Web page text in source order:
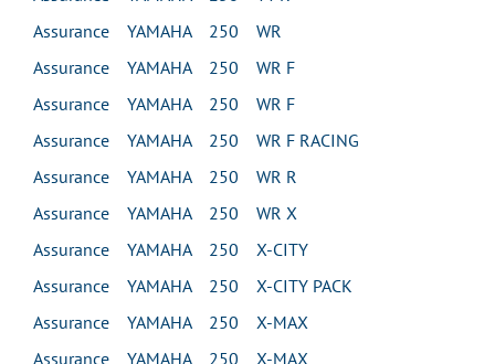
Assurance YAMAHA 250 WR
Assurance YAMAHA 250 WR F
Assurance YAMAHA 250 WR F
Assurance YAMAHA 250 WR F RACING
Assurance YAMAHA 250 WR R
Assurance YAMAHA 250 WR X
Assurance YAMAHA 250 X-CITY
Assurance YAMAHA 250 X-CITY PACK
Assurance YAMAHA 250 X-MAX
Assurance YAMAHA 250 X-MAX